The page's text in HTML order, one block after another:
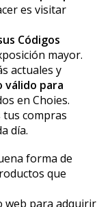
es visitar
Códigos
mayor.
actuales y
válido para
en Choies.
tus compras
día.
forma de
que
web para adquirir